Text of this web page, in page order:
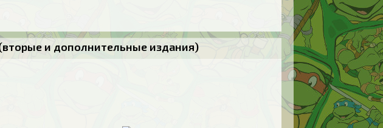
и дополнительные издания)